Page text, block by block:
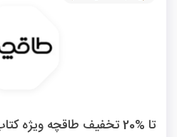
تا %20 تخفیف طاقچه ویژه کتاب‌های چاپی